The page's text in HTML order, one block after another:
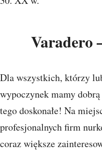
Varadero
Dla wszystkich, którzy
wypoczynek mamy
tego doskonałe! Na
profesjonalnych firm
coraz większe